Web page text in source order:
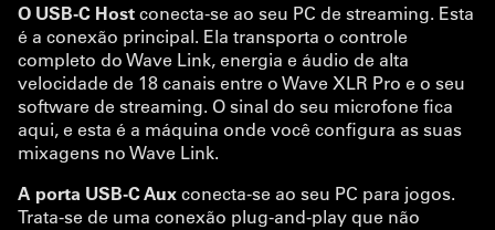
O USB-C Hostconecta-se ao seu PC de streaming. Esta
é a conexão principal. Ela transporta o controle
completo do Wave Link, energia e áudio de alta
velocidade de 18 canais entre o Wave XLR Pro e o seu
software de streaming. O sinal do seu microfone fica
aqui, e esta é a máquina onde você configura as suas
mixagens no Wave Link.
A porta USB-C Auxconecta-se ao seu PC para jogos.
Trata-se de uma conexão plug-and-play que não